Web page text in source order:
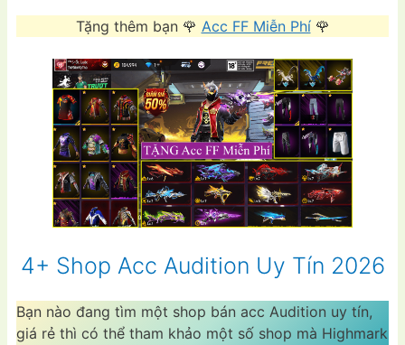
Tặng thêm bạn 🌹 Acc FF Miễn Phí🌹
4+ Shop Acc Audition Uy Tín 2026
Bạn nào đang tìm một shop bán acc Audition uy tín,
giá rẻ thì có thể tham khảo một số shop mà Highmark